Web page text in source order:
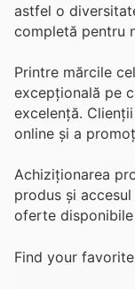
astfel o
completă pentru
Printre mărcile
excepțională pe
excelență.
online și a
Achiziționarea
produs și
oferte
Find your